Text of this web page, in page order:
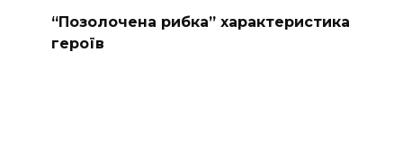
“Позолочена рибка” характеристика
героїв